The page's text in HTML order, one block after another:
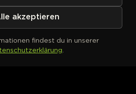
definiert
akzeptieren
findest du in unserer